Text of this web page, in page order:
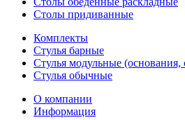
Столы придиванные
Комплекты
Стулья барные
Стулья модульные (основания,
Стулья обычные
О компании
Информация